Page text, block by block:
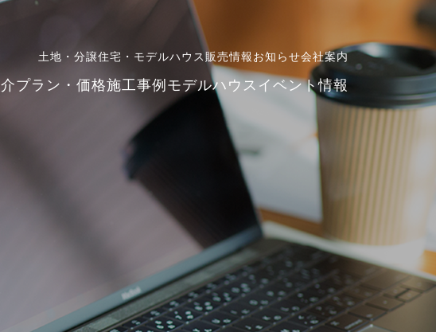
土地・分譲住宅・モデルハウス販売情報お知らせ会社案内
プラン・価格施工事例 モデルハウス イベント情報